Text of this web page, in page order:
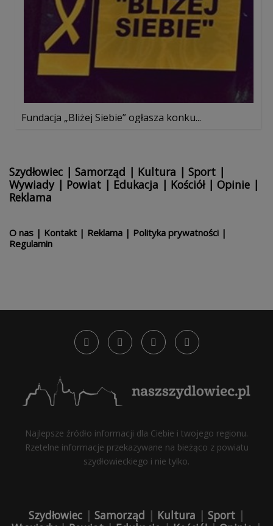
Fundacja „Bliżej Siebie” ogłasza konku...
Szydłowiec | Samorząd | Kultura | Sport |
Wywiady| Powiat | Edukacja | Kościół| Opinie |
Reklama
O nas | Kontakt | Reklama | Polityka prywatności |
Regulamin
Najlepsze źródło informacji dla Ciebie i twojego regionu.
Rzetelne informacje przekazywane na bieżąco z powiatu
szydłowieckiego i nie tylko.
Szydłowiec Samorząd Kultura Sport